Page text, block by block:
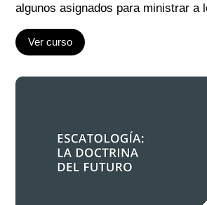
algunos asignados para ministrar a
Ver curso